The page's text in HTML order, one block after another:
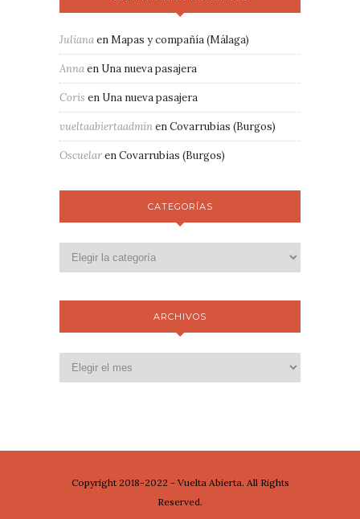
JulianaenMapas y compañía (Málaga)
Annaen Una nueva pasajera
Coris en Una nueva pasajera
vueltaabiertaadminenCovarrubias (Burgos)
OscuelarenCovarrubias (Burgos)
CATEGORÍAS
ARCHIVOS
Copyright 2018-2022 - Vuelta Abierta. All Rights
Reserved.